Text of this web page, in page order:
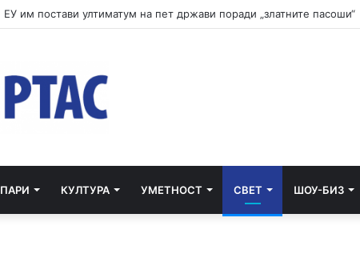
По речиси 30 години почнува судењето за убиството на Тупак Шакур
ПАРИ КУЛТУРА УМЕТНОСТ СВЕТ ШОУ-БИЗ